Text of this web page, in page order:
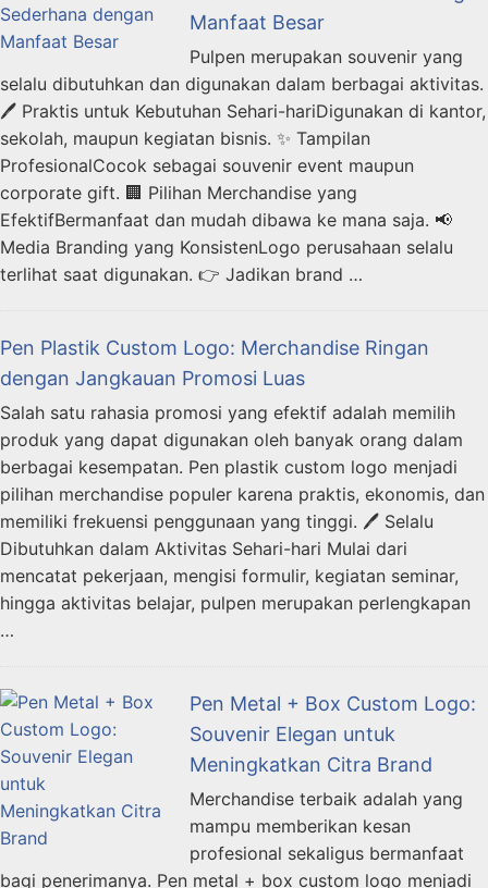
Manfaat Besar
Pulpen merupakan souvenir yang
selalu dibutuhkan dan digunakan dalam berbagai aktivitas.
🖊️ Praktis untuk Kebutuhan Sehari-hariDigunakan di kantor,
sekolah, maupun kegiatan bisnis. ✨ Tampilan
ProfesionalCocok sebagai souvenir event maupun
corporate gift. 🏢 Pilihan Merchandise yang
EfektifBermanfaat dan mudah dibawa ke mana saja. 📢
Media Branding yang KonsistenLogo perusahaan selalu
terlihat saat digunakan. 👉 Jadikan brand …
Pen Plastik Custom Logo: Merchandise Ringan
dengan Jangkauan Promosi Luas
Salah satu rahasia promosi yang efektif adalah memilih
produk yang dapat digunakan oleh banyak orang dalam
berbagai kesempatan. Pen plastik custom logo menjadi
pilihan merchandise populer karena praktis, ekonomis, dan
memiliki frekuensi penggunaan yang tinggi. 🖊️ Selalu
Dibutuhkan dalam Aktivitas Sehari-hari Mulai dari
mencatat pekerjaan, mengisi formulir, kegiatan seminar,
hingga aktivitas belajar, pulpen merupakan perlengkapan
…
Pen Metal + Box Custom Logo:
Souvenir Elegan untuk
Meningkatkan Citra Brand
Merchandise terbaik adalah yang
mampu memberikan kesan
profesional sekaligus bermanfaat
bagi penerimanya. Pen metal + box custom logo menjadi